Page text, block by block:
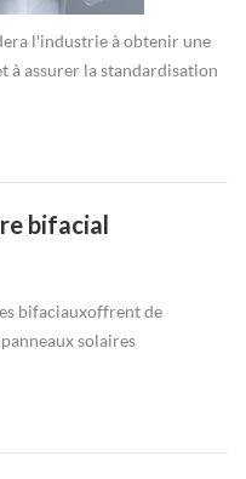
l'industrie à obtenir une
à assurer la standardisation
bifacial
bifaciauxoffrent de
solaires